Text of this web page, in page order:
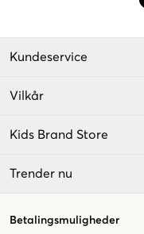
Kundeservice
Vilkår
Kids Brand Store
Trender nu
Betalingsmuligheder